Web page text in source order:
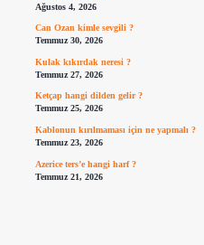
Ağustos 4, 2026
Can Ozan kimle sevgili ?
Temmuz 30, 2026
Kulak kıkırdak neresi ?
Temmuz 27, 2026
Ketçap hangi dilden gelir ?
Temmuz 25, 2026
Kablonun kırılmaması için ne yapmalı ?
Temmuz 23, 2026
Azerice ters’e hangi harf ?
Temmuz 21, 2026